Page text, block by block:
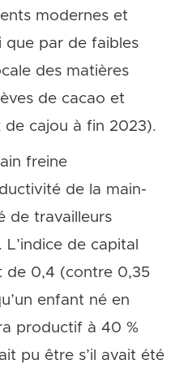
modernes et
que par de faibles
des matières
de cacao et
de cajou à fin 2023).
freine
de la main-
de travailleurs
de capital
de 0,4 (contre 0,35
enfant né en
productif à 40 %
pu être s’il avait été